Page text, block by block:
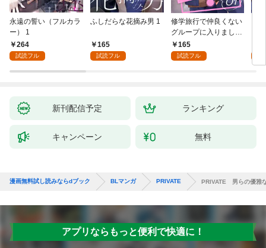
永遠の誓い（フルカラ
ー） 1
264
試読フル
ふしだらな花摘み男 1
165
試読フル
修学旅行で仲良くない
グループに入りました
【単話版】1巻
165
試読フル
が
ら
新刊配信予定 ランキング
キャンペーン 無料
漫画無料試し読みならdブック BLマンガ PRIVATE PRIVATE 男らの優雅
アプリならもっと便利で快適に！